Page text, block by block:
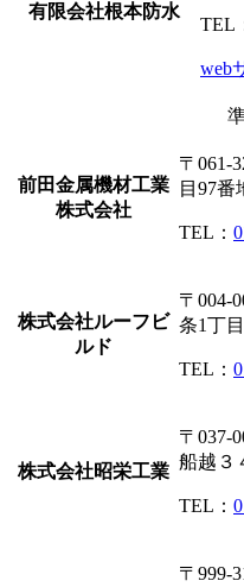
有限会社根本防水
TEL
web
前田金属機材工業
株式会社
〒061-
目97番
TEL：
株式会社ルーフビ
ルド
〒004-
条1丁
TEL：
株式会社昭栄工業
〒037-
船越３
TEL：
〒999-